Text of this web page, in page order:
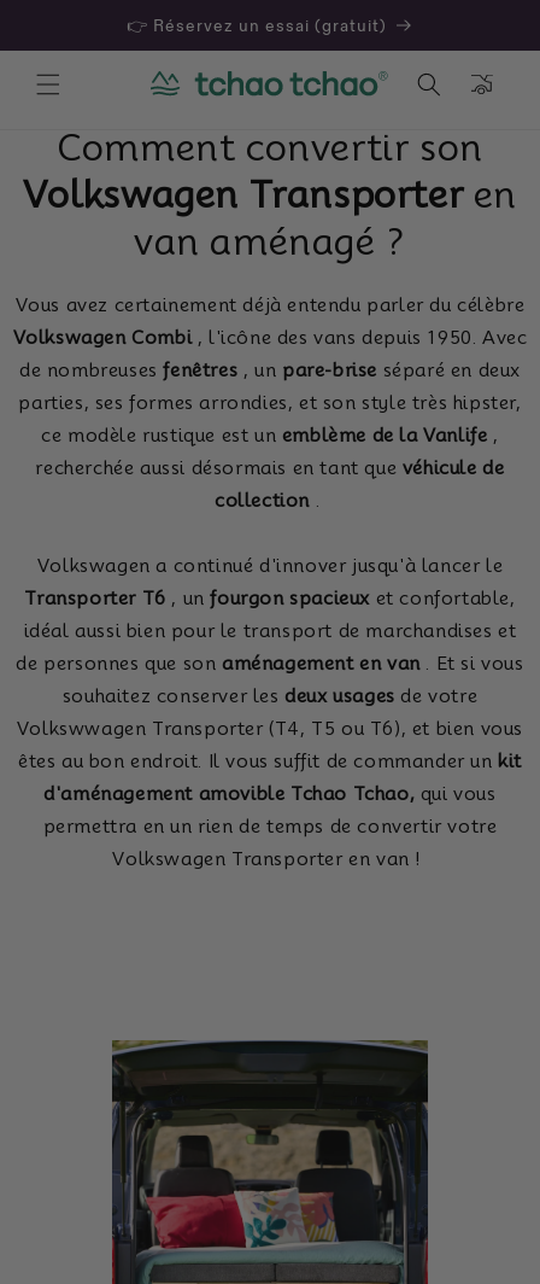
👉 Réservez un essai (gratuit)
Panier
Comment convertir son
Volkswagen Transporteren
van aménagé ?
Vous avez certainement déjà entendu parler du célèbre
Volkswagen Combi, l'icône des vans depuis 1950. Avec
de nombreusesfenêtres , un pare-brise séparé en deux
parties, ses formes arrondies, et son style très hipster,
ce modèle rustique est un emblème de la Vanlife ,
recherchée aussi désormais en tant que véhicule de
collection .
Volkswagen a continué d'innover jusqu'à lancer le
Transporter T6 , unfourgon spacieux et confortable,
idéal aussi bien pour le transport de marchandises et
de personnes que son aménagement en van. Et si vous
souhaitez conserver les deux usages de votre
Volkswwagen Transporter (T4, T5 ou T6), et bien vous
êtes au bon endroit. Il vous suffit de commander un kit
d'aménagement amovible Tchao Tchao, qui vous
permettra en un rien de temps de convertir votre
Volkswagen Transporter en van !